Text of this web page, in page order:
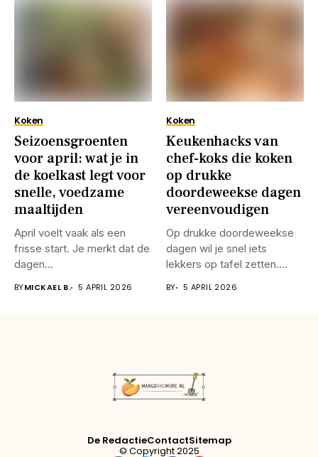
Koken
Seizoensgroenten
voor april: wat je in
de koelkast legt voor
snelle, voedzame
maaltijden
April voelt vaak als een
frisse start. Je merkt dat de
dagen...
BYMICKAEL B. 5 APRIL 2026
Koken
Keukenhacks van
chef-koks die koken
op drukke
doordeweekse dagen
vereenvoudigen
Op drukke doordeweekse
dagen wil je snel iets
lekkers op tafel zetten....
BY 5 APRIL 2026
De RedactieContactSitemap
© Copyright 2025